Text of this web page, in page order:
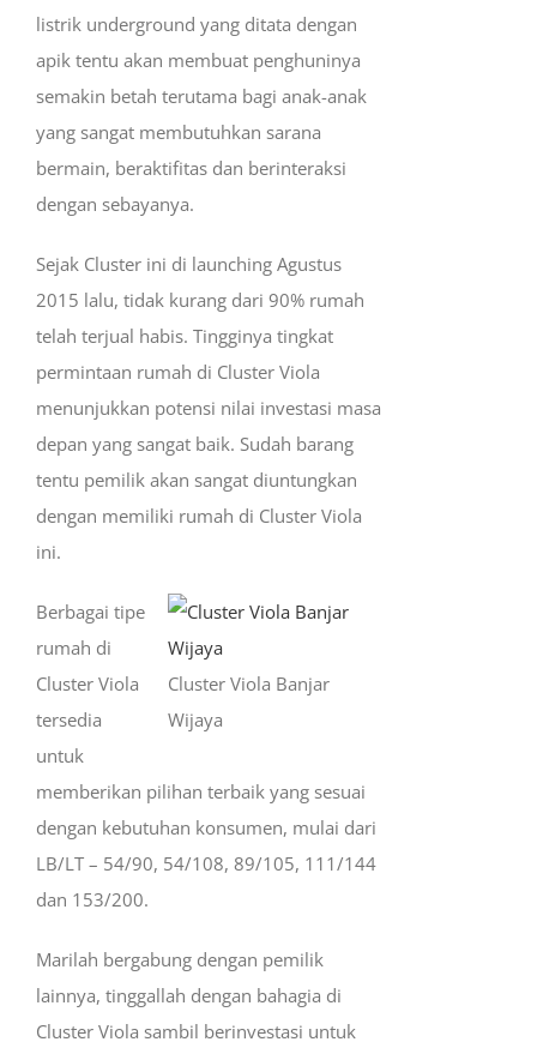
listrik underground yang ditata dengan
apik tentu akan membuat penghuninya
semakin betah terutama bagi anak-anak
yang sangat membutuhkan sarana
bermain, beraktifitas dan berinteraksi
dengan sebayanya.
Sejak Cluster ini di launching Agustus
2015 lalu, tidak kurang dari 90% rumah
telah terjual habis. Tingginya tingkat
permintaan rumah di Cluster Viola
menunjukkan potensi nilai investasi masa
depan yang sangat baik. Sudah barang
tentu pemilik akan sangat diuntungkan
dengan memiliki rumah di Cluster Viola
ini.
Cluster Viola Banjar
Wijaya
Berbagai tipe
rumah di
Cluster Viola
tersedia
untuk
memberikan pilihan terbaik yang sesuai
dengan kebutuhan konsumen, mulai dari
LB/LT – 54/90, 54/108, 89/105, 111/144
dan 153/200.
Marilah bergabung dengan pemilik
lainnya, tinggallah dengan bahagia di
Cluster Viola sambil berinvestasi untuk